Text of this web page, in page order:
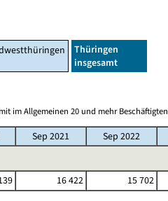
Thüringen
insgesamt
im Allgemeinen 20 und mehr Beschäftigten
Sep 2021 Sep 2022
16 422 15 702